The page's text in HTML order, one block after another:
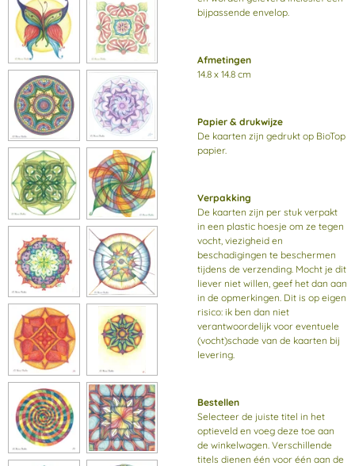
bijpassende envelop.
Afmetingen
14.8 x 14.8 cm
Papier & drukwijze
De kaarten zijn gedrukt op BioTop
papier.
Verpakking
De kaarten zijn per stuk verpakt
in een plastic hoesje om ze tegen
vocht, viezigheid en
beschadigingen te beschermen
tijdens de verzending. Mocht je dit
liever niet willen, geef het dan aan
in de opmerkingen. Dit is op eigen
risico: ik ben dan niet
verantwoordelijk voor eventuele
(vocht)schade van de kaarten bij
levering.
Bestellen
Selecteer de juiste titel in het
optieveld en voeg deze toe aan
de winkelwagen. Verschillende
titels dienen één voor één aan de